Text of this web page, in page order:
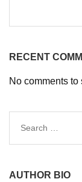
RECENT
No comments to
Search
AUTHOR BIO